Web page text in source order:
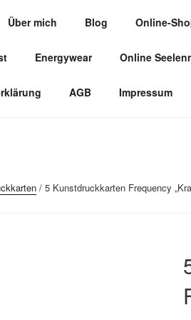
Über mich Blog Online-
Energywear Online
AGB Impressum
/ 5 Kunstdruckkarten Frequency